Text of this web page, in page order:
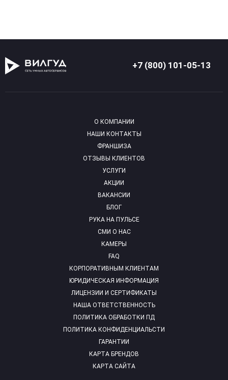
+7 (800) 101-05-13
О КОМПАНИИ
НАШИ КОНТАКТЫ
ФРАНШИЗА
ОТЗЫВЫ КЛИЕНТОВ
УСЛУГИ
АКЦИИ
ВАКАНСИИ
БЛОГ
РУКА НА ПУЛЬСЕ
СМИ О НАС
КАМЕРЫ
FAQ
КОРПОРАТИВНЫМ КЛИЕНТАМ
ЮРИДИЧЕСКАЯ ИНФОРМАЦИЯ
ЛИЦЕНЗИИ И СЕРТИФИКАТЫ
НАША ОТВЕТСТВЕННОСТЬ
ПОЛИТИКА ОБРАБОТКИ ПД
ПОЛИТИКА КОНФИДЕНЦИАЛЬСТИ
ГАРАНТИИ
КАРТА БРЕНДОВ
КАРТА САЙТА